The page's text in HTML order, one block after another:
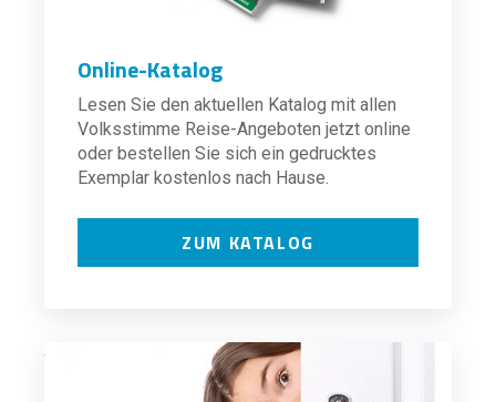
Online-Katalog
Lesen Sie den aktuellen Katalog mit allen
Volksstimme Reise-Angeboten jetzt online
oder bestellen Sie sich ein gedrucktes
Exemplar kostenlos nach Hause.
ZUM KATALOG